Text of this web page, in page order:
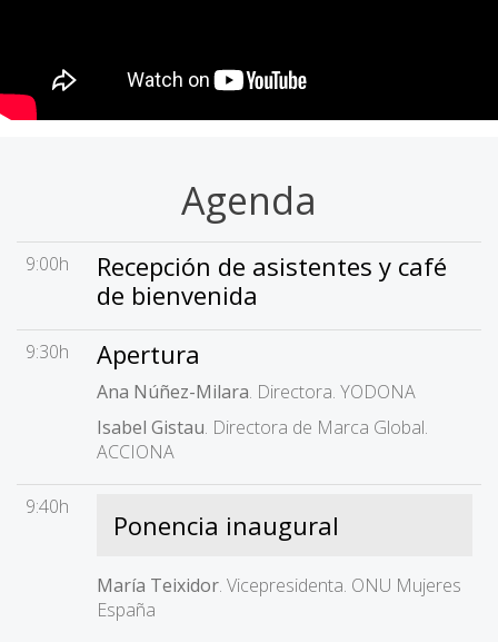
Agenda
9:00h
Recepción de asistentes y café
de bienvenida
9:30h Apertura
Ana Núñez-Milara. Directora. YODONA
Isabel Gistau. Directora de Marca Global.
ACCIONA
9:40h
Ponencia inaugural
María Teixidor. Vicepresidenta. ONU Mujeres
España